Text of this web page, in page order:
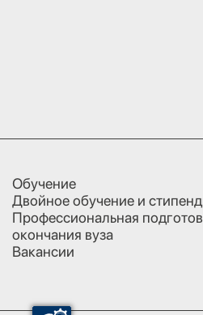
Обучение
Двойное обучение и
Профессиональная
окончания вуза
Вакансии